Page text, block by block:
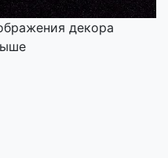
декора